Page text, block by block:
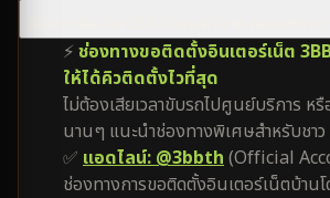
⚡ ช่องทางขอติดตั้งอินเตอร์เน็ต
ให้ได้คิวติดตั้งไวที่สุด
ไม่ต้องเสียเวลาขับรถไปศูนย์บริการ ห
นานๆ แนะนำช่องทางพิเศษสำหรับชาว
✅ แอดไลน์: @3bbth (Official
ช่องทางการขอติดตั้งอินเตอร์เน็ตบ้านโ